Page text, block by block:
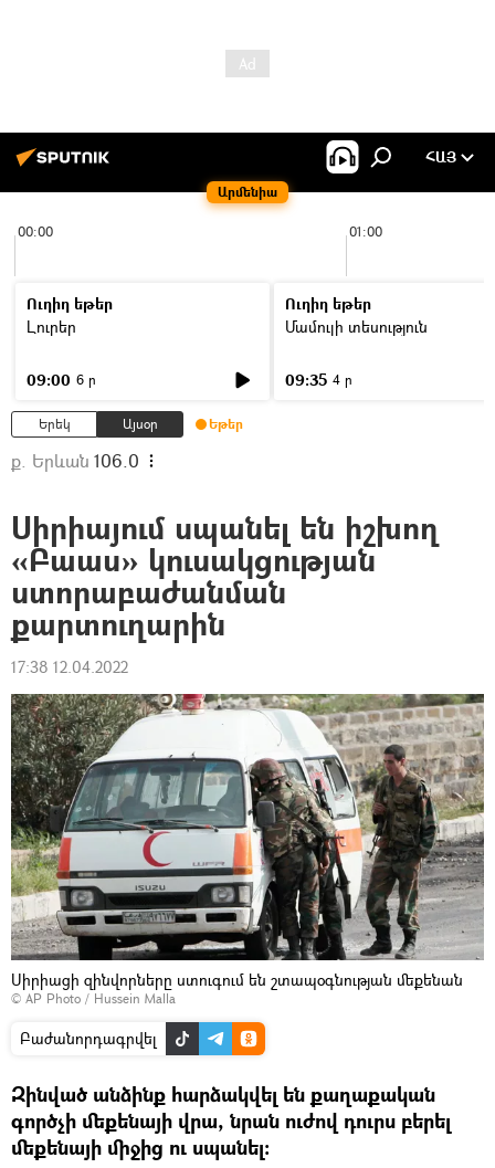
Արմենիա
ՀԱՅ
00:00 01:00
Ուղիղ եթեր
Լուրեր
09:00 6 ր
Ուղիղ եթեր
Մամուլի տեսություն
09:35 4 ր
Երեկ Այսօր Եթեր
ք. Երևան 106.0
Սիրիայում սպանել են իշխող
«Բաաս» կուսակցության
ստորաբաժանման
քարտուղարին
17:38 12.04.2022
Սիրիացի զինվորները ստուգում են շտապօգնության մեքենան
© AP Photo / Hussein Malla
Բաժանորդագրվել
Զինված անձինք հարձակվել են քաղաքական
գործչի մեքենայի վրա, նրան ուժով դուրս բերել
մեքենայի միջից ու սպանել։